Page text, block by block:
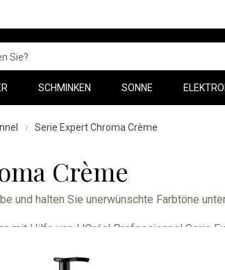
SCHMINKEN SONNE
Serie Expert Chroma Crème
Crème
und halten Sie unerwünschte Farbtöne
mit Hilfe von L'Oréal Professionnel Serie